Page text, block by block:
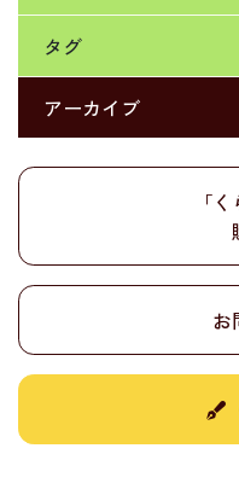
タグ
アーカイブ
「
お